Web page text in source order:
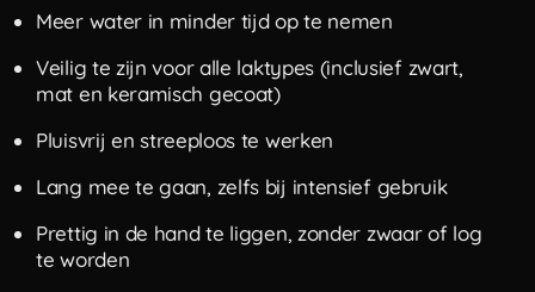
Meer water in minder tijd op te nemen
Veilig te zijn voor alle laktypes (inclusief zwart,
mat en keramisch gecoat)
Pluisvrij en streeploos te werken
Lang mee te gaan, zelfs bij intensief gebruik
Prettig in de hand te liggen, zonder zwaar of log
te worden